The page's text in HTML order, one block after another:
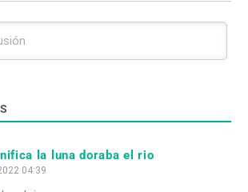
la luna doraba el rio
04:39